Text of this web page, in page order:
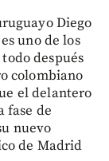
Diego
uno de los
después
colombiano
el delantero
fase de
nuevo
de Madrid